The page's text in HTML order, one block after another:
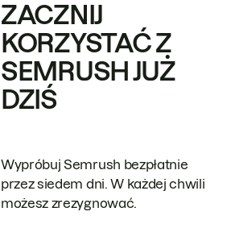
ZACZNIJ
KORZYSTAĆ Z
SEMRUSH JUŻ
DZIŚ
Wypróbuj Semrush bezpłatnie
przez siedem dni. W każdej chwili
możesz zrezygnować.